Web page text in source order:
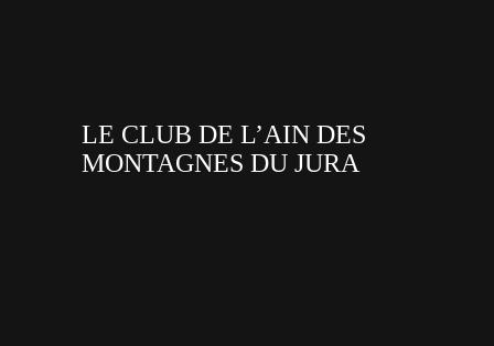
LE CLUB DE L’AIN DES
MONTAGNES DU JURA